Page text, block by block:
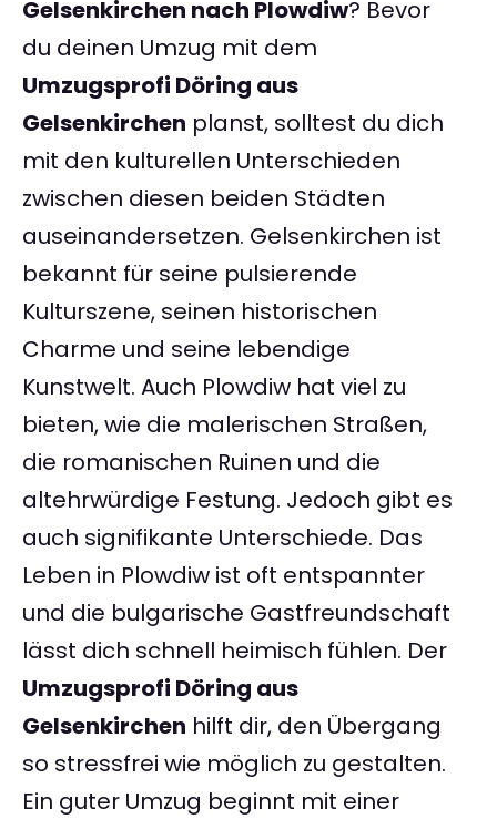
Gelsenkirchen nach Plowdiw? Bevor
du deinen Umzug mit dem
Umzugsprofi Döring aus
Gelsenkirchen planst, solltest du dich
mit den kulturellen Unterschieden
zwischen diesen beiden Städten
auseinandersetzen. Gelsenkirchen ist
bekannt für seine pulsierende
Kulturszene, seinen historischen
Charme und seine lebendige
Kunstwelt. Auch Plowdiw hat viel zu
bieten, wie die malerischen Straßen,
die romanischen Ruinen und die
altehrwürdige Festung. Jedoch gibt es
auch signifikante Unterschiede. Das
Leben in Plowdiw ist oft entspannter
und die bulgarische Gastfreundschaft
lässt dich schnell heimisch fühlen. Der
Umzugsprofi Döring aus
Gelsenkirchen hilft dir, den Übergang
so stressfrei wie möglich zu gestalten.
Ein guter Umzug beginnt mit einer